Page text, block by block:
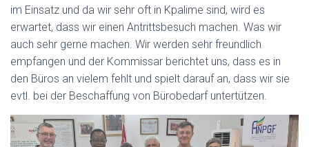
im Einsatz und da wir sehr oft in Kpalime sind, wird es
erwartet, dass wir einen Antrittsbesuch machen. Was wir
auch sehr gerne machen. Wir werden sehr freundlich
empfangen und der Kommissar berichtet uns, dass es in
den Büros an vielem fehlt und spielt darauf an, dass wir sie
evtl. bei der Beschaffung von Bürobedarf untertützen.